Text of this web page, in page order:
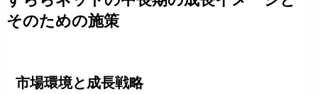
そのための施策
市場環境と成長戦略